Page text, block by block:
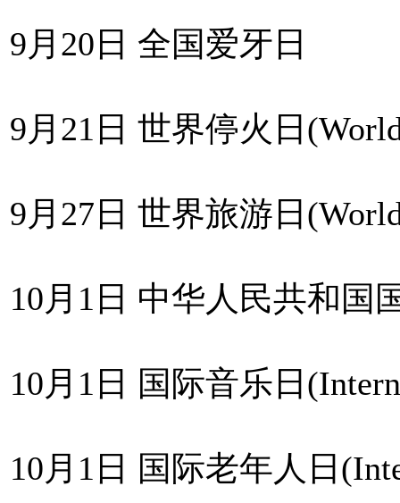
9月20日 全国爱牙日
9月21日 世界停火日
9月27日 世界旅游日
10月1日 中华人民共和国
10月1日 国际音乐日
10月1日 国际老年人日